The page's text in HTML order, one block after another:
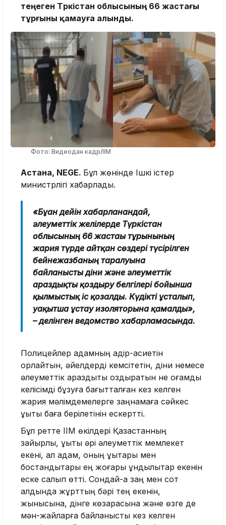
теңеген Түркістан облысының 66 жастағы
тұрғыны қамауға алынды.
Фото: Видеодан кадр/ІІМ
Астана, NEGE. Бұл жөнінде Ішкі істер
министрлігі хабарлады.
«Бұған дейін хабарланғандай,
әлеуметтік желілерде Түркістан
облысының 66 жастағы тұрғынының
жария түрде айтқан сөздері түсірілген
бейнежазбаның таралуына
байланысты діни және әлеуметтік
араздықты қоздыру белгілері бойынша
қылмыстық іс қозғалды. Күдікті ұсталып,
уақытша ұстау изоляторына қамалды»,
– делінген ведомство хабарламасында.
Полицейлер адамның қадір-қасиетін
қорлайтын, әйелдерді кемсітетін, діни немесе
әлеуметтік араздықты қоздыратын не қоғамдық
келісімді бұзуға бағытталған кез келген
жария мәлімдемелерге заңнамаға сәйкес
құқықтық баға берілетінін ескертті.
Бұл ретте ІІМ өкілдері Қазақстанның
зайырлы, құқықтық әрі әлеуметтік мемлекет
екені, ал адам, оның құқықтары мен
бостандықтары ең жоғары құндылықтар екенін
еске салып өтті. Сондай-ақ заң мен сот
алдында жұрттың бәрі тең екенін,
жынысына, дінге көзқарасына және өзге де
мән-жайларға байланысты кез келген